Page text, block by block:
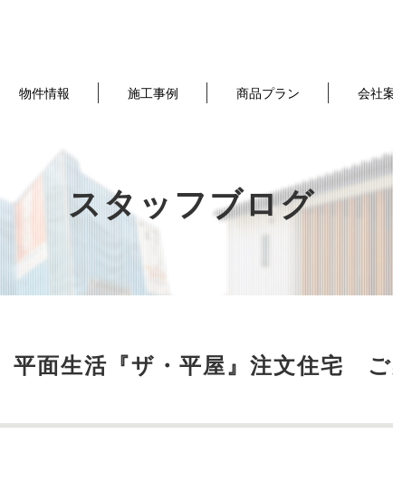
物件情報 施工事例 商品プラン 会社
スタッフブログ
平面生活『ザ・平屋』注文住宅